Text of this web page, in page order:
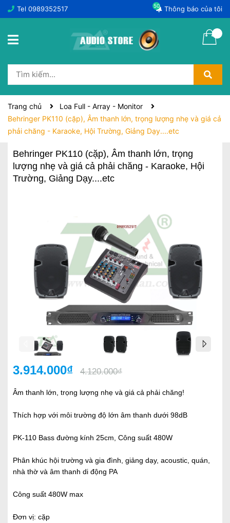
Tel 0989352517 Thông báo của tôi
50
Trang chủ
Loa Full - Array - Monitor
Behringer PK110 (cặp), Âm thanh lớn, trọng lượng nhẹ và giá cả
phải chăng - Karaoke, Hội Trường, Giảng Dạy....etc
Behringer PK110 (cặp), Âm thanh lớn, trọng
lượng nhẹ và giá cả phải chăng - Karaoke, Hội
Trường, Giảng Dạy....etc
3.914.000₫ 4.120.000₫
Âm thanh lớn, trọng lượng nhẹ và giá cả phải chăng!
Thích hợp với môi trường độ lớn âm thanh dưới 98dB
PK-110 Bass đường kính 25cm, Công suất 480W
Phân khúc hội trường và gia đình, giảng dạy, acoustic, quán,
nhà thờ và âm thanh di động PA
Công suất 480W max
Đơn vị: cặp